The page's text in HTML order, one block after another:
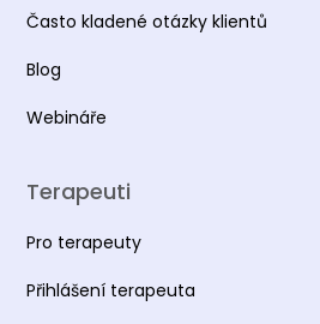
Často kladené otázky klientů
Blog
Webináře
Terapeuti
Pro terapeuty
Přihlášení terapeuta